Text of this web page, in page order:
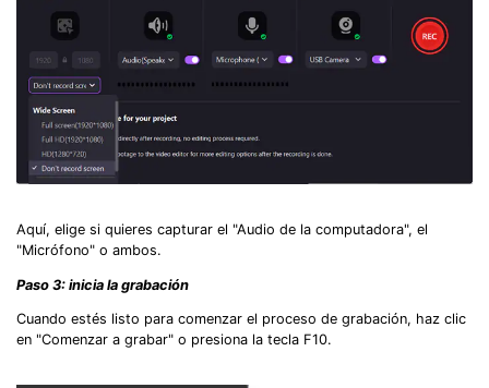
Aquí, elige si quieres capturar el "Audio de la computadora", el
"Micrófono" o ambos.
Paso 3: inicia la grabación
Cuando estés listo para comenzar el proceso de grabación, haz clic
en "Comenzar a grabar" o presiona la tecla F10.